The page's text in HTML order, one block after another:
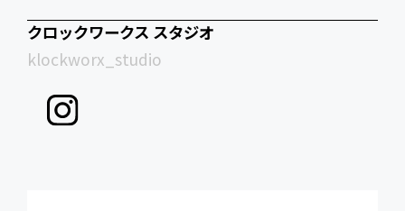
クロックワークス スタジオ
klockworx_studio